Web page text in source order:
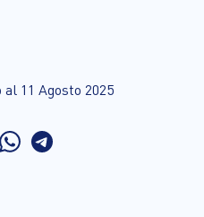
11 Agosto 2025